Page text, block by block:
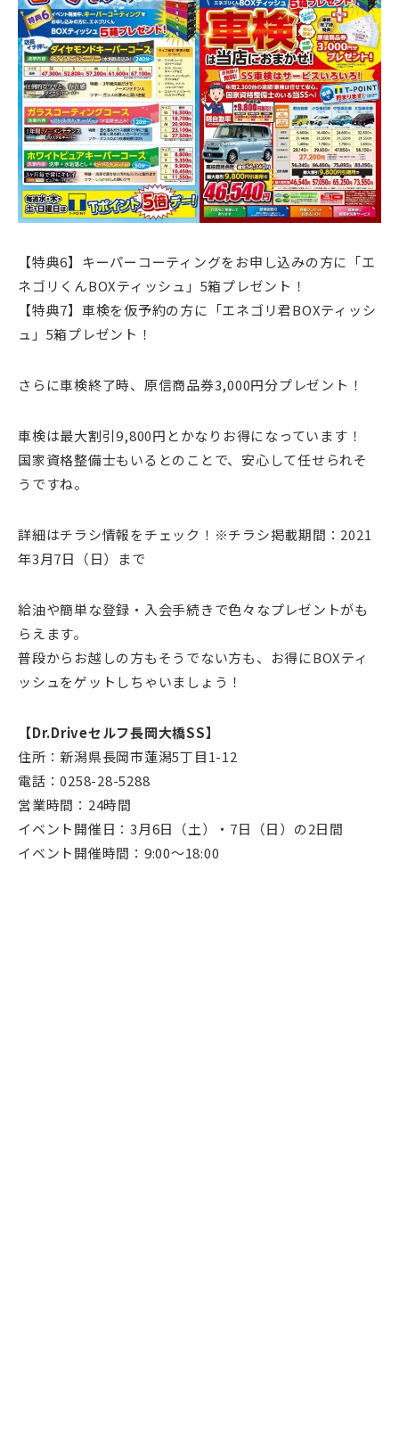
【特典6】キーパーコーティングをお申し込みの方に「エ
ネゴリくんBOXティッシュ」5箱プレゼント！
【特典7】車検を仮予約の方に「エネゴリ君BOXティッシ
ュ」5箱プレゼント！
さらに車検終了時、原信商品券3,000円分プレゼント！
車検は最大割引9,800円とかなりお得になっています！
国家資格整備士もいるとのことで、安心して任せられそ
うですね。
詳細はチラシ情報をチェック！※チラシ掲載期間：2021
年3月7日（日）まで
給油や簡単な登録・入会手続きで色々なプレゼントがも
らえます。
普段からお越しの方もそうでない方も、お得にBOXティ
ッシュをゲットしちゃいましょう！
【Dr.Driveセルフ長岡大橋SS】
住所：新潟県長岡市蓮潟5丁目1-12
電話：0258-28-5288
営業時間：24時間
イベント開催日：3月6日（土）・7日（日）の2日間
イベント開催時間：9:00～18:00